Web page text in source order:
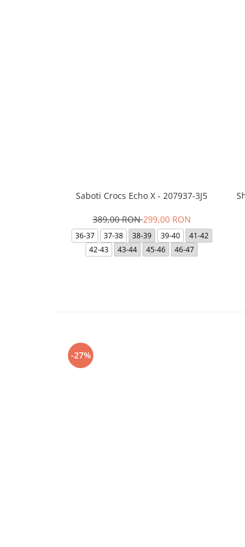
Saboti Crocs Echo X - 207937-3J5
389,00 RON299,00 RON
36-37 37-38 38-39 39-40
41-42
42-43
43-44 45-46 46-47
-27%